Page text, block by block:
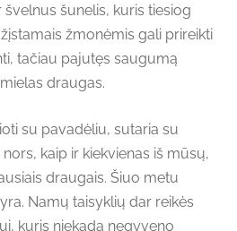
švelnus šunelis, kuris tiesiog
žmonėmis gali prireikti
tačiau pajutęs saugumą
draugas.
su pavadėliu, sutaria su
kaip ir kiekvienas iš mūsų,
draugais. Šiuo metu
Namų taisyklių dar reikės
kuris niekada negyveno